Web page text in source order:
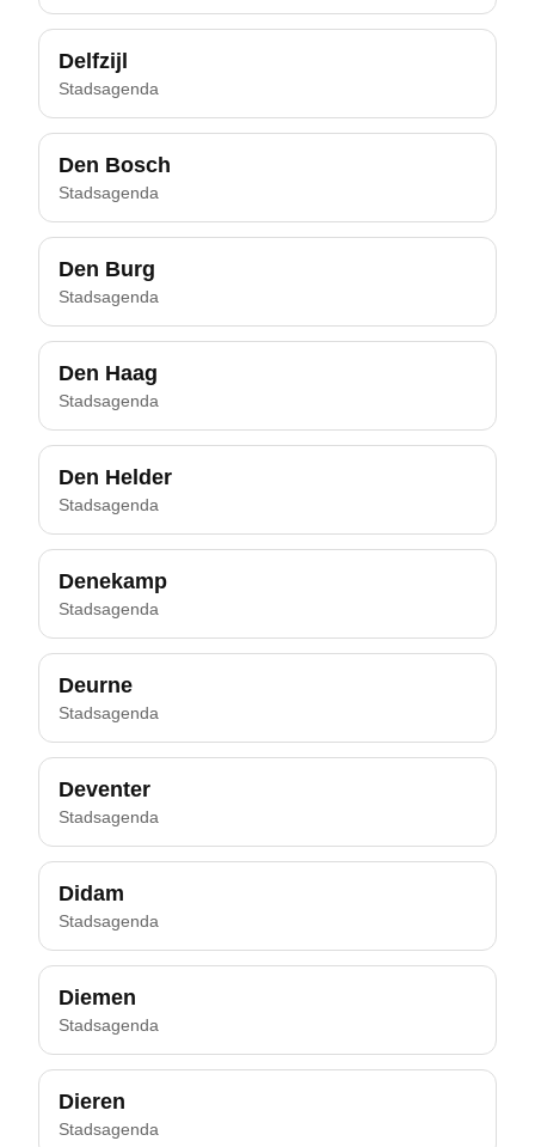
Delfzijl
Stadsagenda
Den Bosch
Stadsagenda
Den Burg
Stadsagenda
Den Haag
Stadsagenda
Den Helder
Stadsagenda
Denekamp
Stadsagenda
Deurne
Stadsagenda
Deventer
Stadsagenda
Didam
Stadsagenda
Diemen
Stadsagenda
Dieren
Stadsagenda